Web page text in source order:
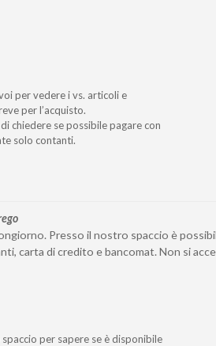
per vedere i vs. articoli e
per l’acquisto.
chiedere se possibile pagare con
solo contanti.
Presso il nostro spaccio è
carta di credito e bancomat. Non si
per sapere se è disponibile